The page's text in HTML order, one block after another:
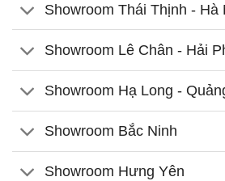
Showroom Thái Thịnh - Hà
Showroom Lê Chân - Hải
Showroom Hạ Long -
Showroom Bắc Ninh
Showroom Hưng Yên